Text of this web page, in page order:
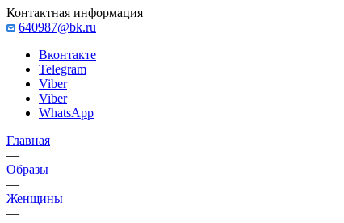
Контактная информация
640987@bk.ru
Вконтакте
Telegram
Viber
Viber
WhatsApp
Главная
—
Образы
—
Женщины
—